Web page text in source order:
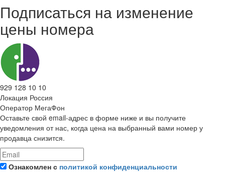
Подписаться на изменение
цены номера
929 128 10 10
Локация Россия
Оператор МегаФон
Оставьте свой email-адрес в форме ниже и вы получите
уведомления от нас, когда цена на выбранный вами номер у
продавца снизится.
Ознакомлен с политикой конфиденциальности